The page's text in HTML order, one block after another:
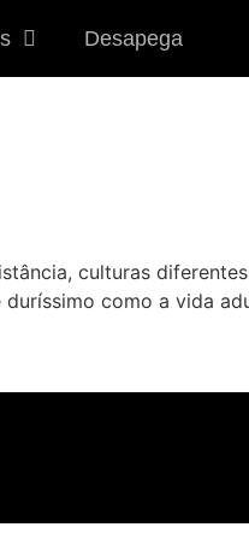
Desapega
culturas
como a vida